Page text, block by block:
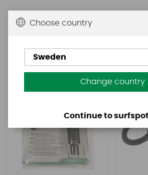
Aquasure
Choose country
Sweden
Change country
Continue to